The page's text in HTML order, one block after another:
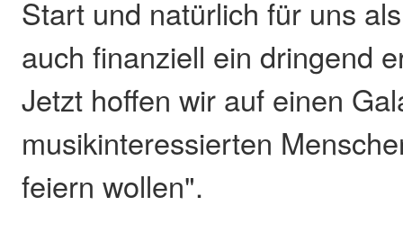
Start und natürlich für uns
auch finanziell ein dringend
Jetzt hoffen wir auf einen
musikinteressierten
feiern wollen".